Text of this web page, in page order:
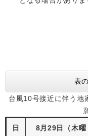
表
台風10号接近に伴う地
日
8月29日（木曜